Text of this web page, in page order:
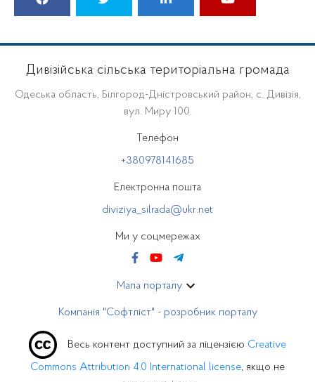
Дивізійська сільська територіальна громада
Одеська область, Білгород-Дністровський район, с. Дивізія,
вул. Миру 100.
Телефон
+380978141685
Електронна пошта
diviziya_silrada@ukr.net
Ми у соцмережах
Мапа порталу
Компанія "Софтліст" - розробник порталу
Весь контент доступний за ліцензією Creative
Commons Attribution 4.0 International license, якщо не